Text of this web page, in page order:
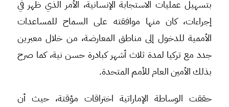
بتسهيل عمليات الاستجابة الإنسانية، الأمر الذي ظهر في
إجراءات، كان منها موافقته على السماح للمساعدات
الأممية للدخول إلى مناطق المعارضة، من خلال معبرين
جدد مع تركيا لمدة ثلاث أشهر كبادرة حسن نية، كما صرح
بذلك الأمين العام للأمم المتحدة.
حققت الوساطة الإماراتية اختراقات مؤقتة، حيث أن